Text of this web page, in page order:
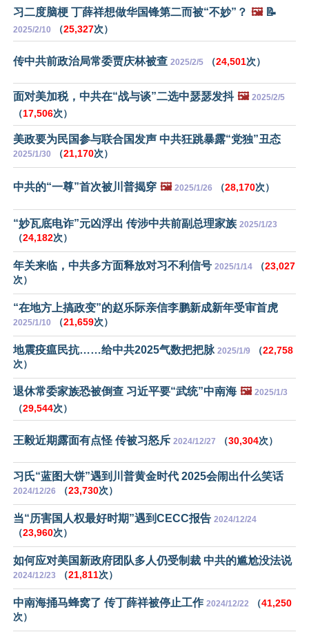
习二度脑梗 丁薛祥想做华国锋第二而被“不妙”？ 🖼️📝
2025/2/10 （25,327次）
传中共前政治局常委贾庆林被查 2025/2/5 （24,501次）
面对美加税，中共在“战与谈”二选中瑟瑟发抖 🖼️ 2025/2/5
（17,506次）
美政要为民国参与联合国发声 中共狂跳暴露“党独”丑态
2025/1/30 （21,170次）
中共的“一尊”首次被川普揭穿 🖼️ 2025/1/26 （28,170次）
“妙瓦底电诈”元凶浮出 传涉中共前副总理家族 2025/1/23
（24,182次）
年关来临，中共多方面释放对习不利信号 2025/1/14 （23,027
次）
“在地方上搞政变”的赵乐际亲信李鹏新成新年受审首虎
2025/1/10 （21,659次）
地震疫瘟民抗……给中共2025气数把把脉 2025/1/9 （22,758
次）
退休常委家族恐被倒查 习近平要“武统”中南海 🖼️ 2025/1/3
（29,544次）
王毅近期露面有点怪 传被习怒斥 2024/12/27 （30,304次）
习氏“蓝图大饼”遇到川普黄金时代 2025会闹出什么笑话
2024/12/26 （23,730次）
当“历害国人权最好时期”遇到CECC报告 2024/12/24
（23,960次）
如何应对美国新政府团队多人仍受制裁 中共的尴尬没法说
2024/12/23 （21,811次）
中南海捅马蜂窝了 传丁薛祥被停止工作 2024/12/22 （41,250
次）